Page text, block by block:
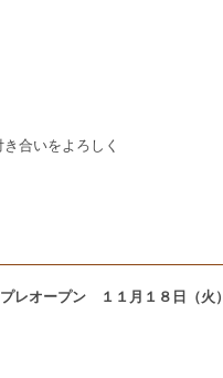
合いをよろしく
オープン １１月１８日（火）